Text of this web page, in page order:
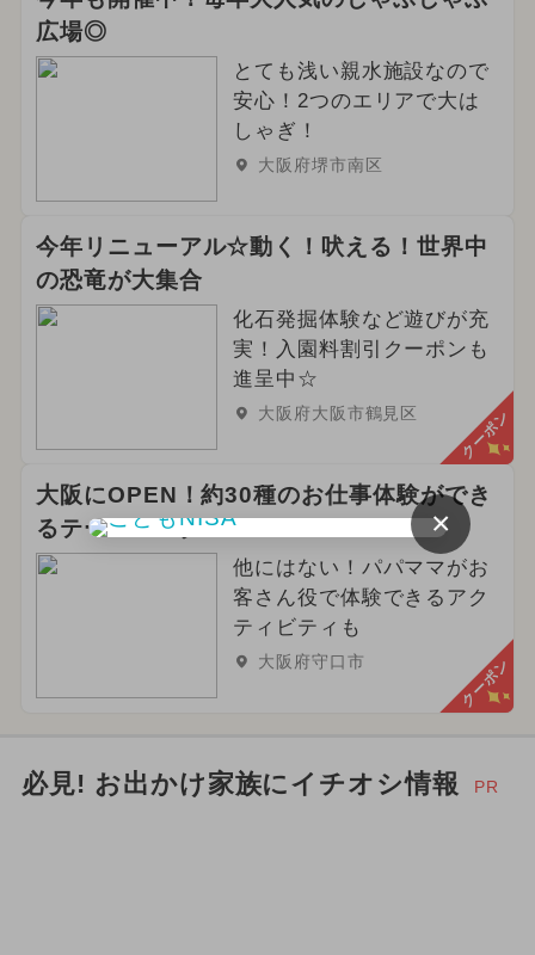
2025年9月のイベント
2024年10月のイベント
2024年2月のイベント
2025年5月のイベント
2025年4月のイベント 冬休み
2024年6月のイベント
夏休み（日帰り）
ご当地グルメ・限定メニュー 春休み
広場◎
とても浅い親水施設なので
安心！2つのエリアで大は
しゃぎ！
大阪府堺市南区
今年リニューアル☆動く！吠える！世界中
の恐竜が大集合
化石発掘体験など遊びが充
実！入園料割引クーポンも
進呈中☆
大阪府大阪市鶴見区 クーポン
大阪にOPEN！約30種のお仕事体験ができ
るテーマパーク♪
他にはない！パパママがお
客さん役で体験できるアク
ティビティも
大阪府守口市 クーポン
必見! お出かけ家族にイチオシ情報 PR
×